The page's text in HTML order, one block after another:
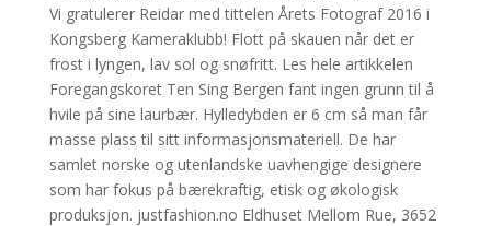
Vi gratulerer Reidar med tittelen Årets Fotograf 2016 i
Kongsberg Kameraklubb! Flott på skauen når det er
frost i lyngen, lav sol og snøfritt. Les hele artikkelen
Foregangskoret Ten Sing Bergen fant ingen grunn til å
hvile på sine laurbær. Hylledybden er 6 cm så man får
masse plass til sitt informasjonsmateriell. De har
samlet norske og utenlandske uavhengige designere
som har fokus på bærekraftig, etisk og økologisk
produksjon. justfashion.no Eldhuset Mellom Rue, 3652